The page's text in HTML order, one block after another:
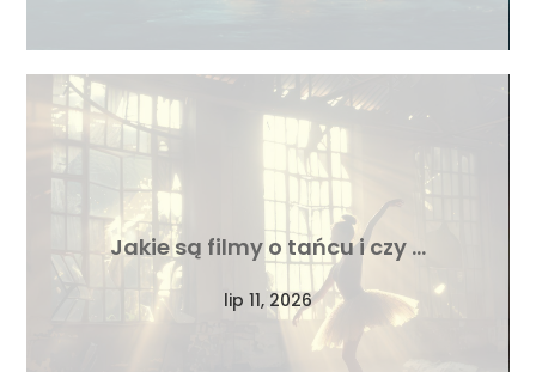
Jakie są filmy o tańcu i czy …
lip 11, 2026